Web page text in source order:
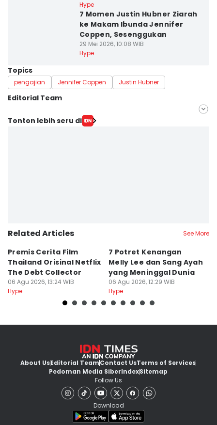
Hype
7 Momen Justin Hubner Ziarah
ke Makam Ibunda Jennifer
Coppen, Sesenggukan
29 Mei 2026, 10:08 WIB
Hype
Topics
pengajian Jennifer Coppen Justin Hubner
Editorial Team
Editor
Tonton lebih seru di
Related Articles See More
Premis Cerita Film
Thailand Orisinal Netflix
The Debt Collector
06 Agu 2026, 13:24 WIB
Hype
7 Potret Kenangan
Melly Lee dan Sang Ayah
yang Meninggal Dunia
06 Agu 2026, 12:29 WIB
Hype
About UsEditorial TeamContact UsTerms of Services
Pedoman Media SiberIndexSitemap
Follow Us
Download